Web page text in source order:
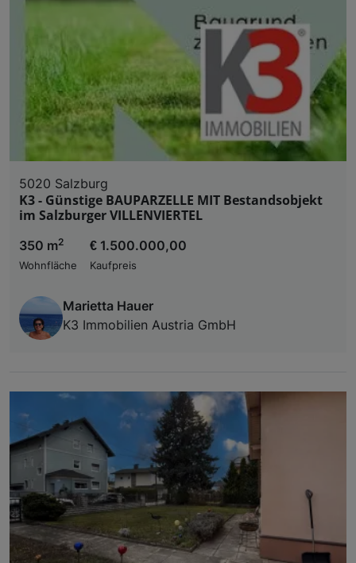
5020 Salzburg
K3 - Günstige BAUPARZELLE MIT Bestandsobjekt
im Salzburger VILLENVIERTEL
350 m2
Wohnfläche
€ 1.500.000,00
Kaufpreis
Marietta Hauer
K3 Immobilien Austria GmbH